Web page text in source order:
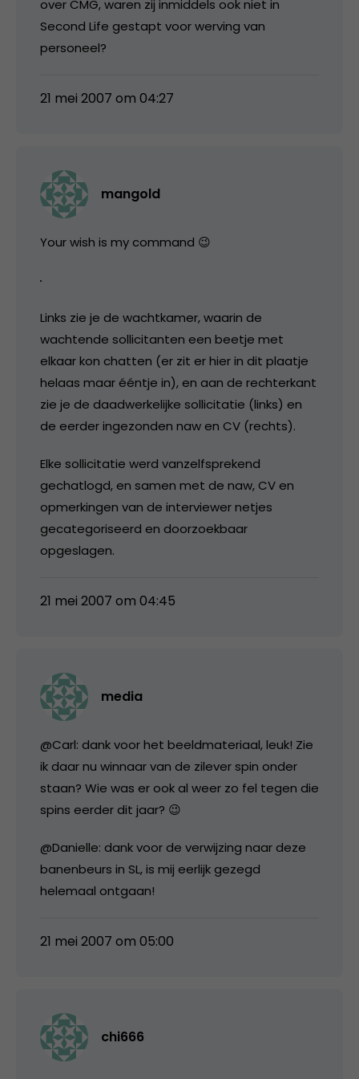
over CMG, waren zij inmiddels ook niet in
Second Life gestapt voor werving van
personeel?
21 mei 2007 om 04:27
mangold
Your wish is my command 😉
Links zie je de wachtkamer, waarin de
wachtende sollicitanten een beetje met
elkaar kon chatten (er zit er hier in dit plaatje
helaas maar ééntje in), en aan de rechterkant
zie je de daadwerkelijke sollicitatie (links) en
de eerder ingezonden naw en CV (rechts).
Elke sollicitatie werd vanzelfsprekend
gechatlogd, en samen met de naw, CV en
opmerkingen van de interviewer netjes
gecategoriseerd en doorzoekbaar
opgeslagen.
21 mei 2007 om 04:45
media
@Carl: dank voor het beeldmateriaal, leuk! Zie
ik daar nu winnaar van de zilever spin onder
staan? Wie was er ook al weer zo fel tegen die
spins eerder dit jaar? 😉
@Danielle: dank voor de verwijzing naar deze
banenbeurs in SL, is mij eerlijk gezegd
helemaal ontgaan!
21 mei 2007 om 05:00
chi666